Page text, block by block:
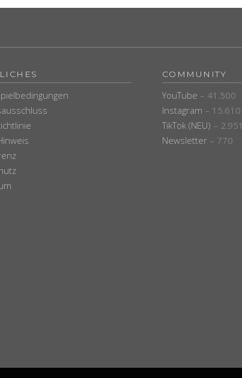
COMMUNITY
YouTube – 41.500
Instagram – 15.610
TikTok (NEU) – 2.951
Newsletter– 770